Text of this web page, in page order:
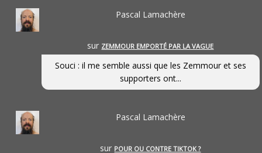
Pascal Lamachère
sur ZEMMOUR EMPORTÉ PAR LA VAGUE
Souci : il me semble aussi que les Zemmour et ses
supporters ont...
Pascal Lamachère
sur POUR OU CONTRE TIKTOK ?